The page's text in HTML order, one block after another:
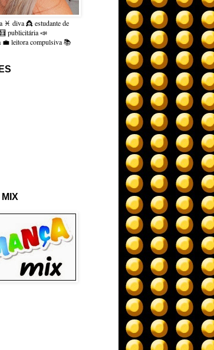
♓ diva 👸 estudante de
publicitária 📣
💼 leitora compulsiva 📚